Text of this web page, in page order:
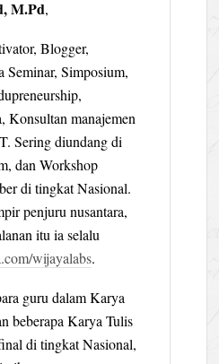
M.Pd,
Blogger,
Seminar, Simposium,
Konsultan manajemen
Sering diundang di
dan Workshop
di tingkat Nasional.
penjuru nusantara,
itu ia selalu
wijayalabs.
guru dalam Karya
beberapa Karya Tulis
di tingkat Nasional,